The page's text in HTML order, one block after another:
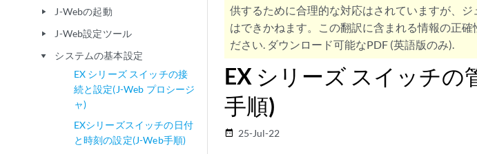
play_arrow J-Webの起動
play_arrow J-Web設定ツール
play_arrow
システムの基本設定
EX シリーズ スイッチの接
続と設定(J-Web プロシージ
ャ)
EXシリーズスイッチの日付
と時刻の設定(J-Web手順)
供するために合理的な対応はされていますが、
はできかねます。この翻訳に含まれる情報の正
ださい. ダウンロード可能なPDF (英語版のみ).
EX シリーズ スイッチ
手順)
date_range 25-Jul-22